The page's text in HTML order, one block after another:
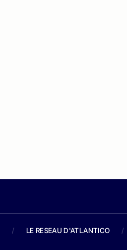
/ LE RESEAU D'ATLANTICO /